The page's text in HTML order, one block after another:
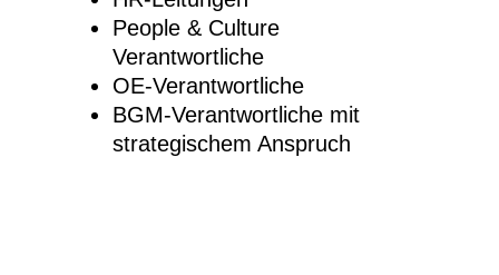
People & Culture
Verantwortliche
OE-Verantwortliche
BGM-Verantwortliche mit
strategischem Anspruch